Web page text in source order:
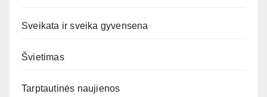
Sveikata ir sveika gyvensena
Švietimas
Tarptautinės naujienos